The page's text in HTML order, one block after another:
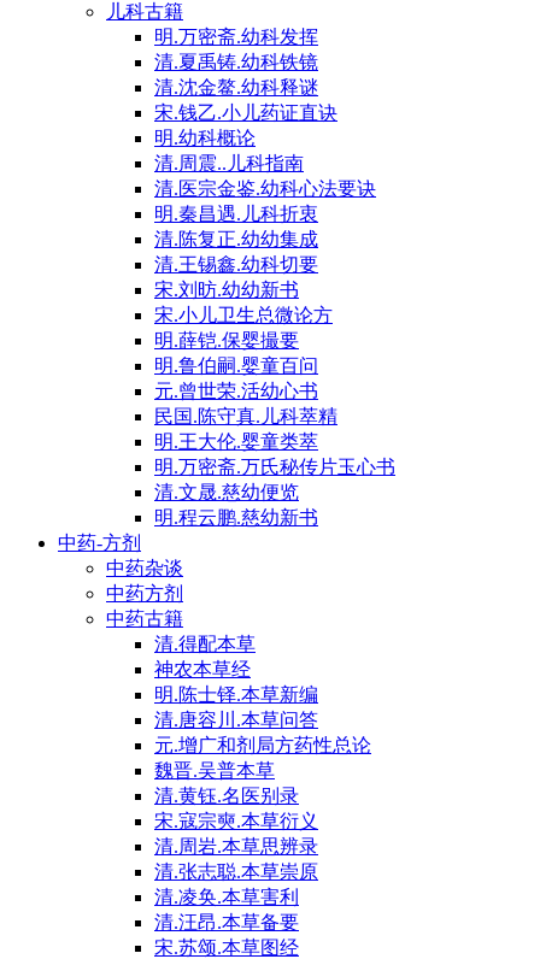
儿科古籍
明.万密斋.幼科发挥
清.夏禹铸.幼科铁镜
清.沈金鳌.幼科释谜
宋.钱乙.小儿药证直诀
明.幼科概论
清.周震..儿科指南
清.医宗金鉴.幼科心法要诀
明.秦昌遇.儿科折衷
清.陈复正.幼幼集成
清.王锡鑫.幼科切要
宋.刘昉.幼幼新书
宋.小儿卫生总微论方
明.薛铠.保婴撮要
明.鲁伯嗣.婴童百问
元.曾世荣.活幼心书
民国.陈守真.儿科萃精
明.王大伦.婴童类萃
明.万密斋.万氏秘传片玉心书
清.文晟.慈幼便览
明.程云鹏.慈幼新书
中药-方剂
中药杂谈
中药方剂
中药古籍
清.得配本草
神农本草经
明.陈士铎.本草新编
清.唐容川.本草问答
元.增广和剂局方药性总论
魏晋.吴普本草
清.黄钰.名医别录
宋.寇宗奭.本草衍义
清.周岩.本草思辨录
清.张志聪.本草崇原
清.凌奂.本草害利
清.汪昂.本草备要
宋.苏颂.本草图经